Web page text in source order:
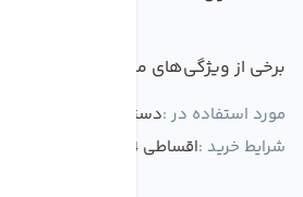
برخی از ویژگی‌های مهم این محصول :
مورد استفاده در :دستگاه تصفیه کننده آب
شرایط خرید :اقساطی 4 قسط توسط ترب پی